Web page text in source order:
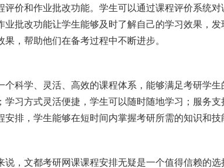
评价和作业批改功能。学生可以通过课程评价系统
业批改功能让学生能够及时了解自己的学习效果，
，帮助他们在备考过程中不断进步。
个科学、灵活、高效的课程体系，能够满足考研学
学习方式灵活便捷，学生可以随时随地学习；服务
安排，学生能够在短时间内掌握考研所需的知识和
说，文都考研网课课程安排无疑是一个值得信赖的